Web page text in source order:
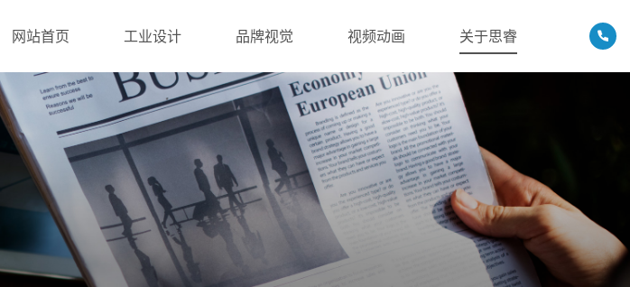
网站首页 工业设计 品牌视觉 视频动画 关于思睿